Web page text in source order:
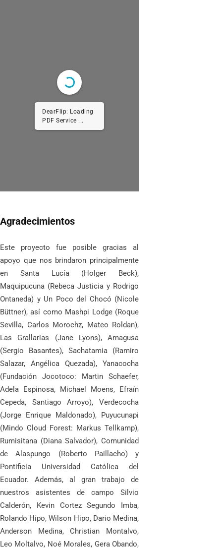
DearFlip: Loading
PDF Service ...
Agradecimientos
Este proyecto fue posible gracias al
apoyo que nos brindaron principalmente
en Santa Lucía (Holger Beck),
Maquipucuna (Rebeca Justicia y Rodrigo
Ontaneda) y Un Poco del Chocó (Nicole
Büttner), así como Mashpi Lodge (Roque
Sevilla, Carlos Morochz, Mateo Roldan),
Las Grallarias (Jane Lyons), Amagusa
(Sergio Basantes), Sachatamia (Ramiro
Salazar, Angélica Quezada), Yanacocha
(Fundación Jocotoco: Martin Schaefer,
Adela Espinosa, Michael Moens, Efraín
Cepeda, Santiago Arroyo), Verdecocha
(Jorge Enrique Maldonado), Puyucunapi
(Mindo Cloud Forest: Markus Tellkamp),
Rumisitana (Diana Salvador), Comunidad
de Alaspungo (Roberto Paillacho) y
Pontificia Universidad Católica del
Ecuador. Además, al gran trabajo de
nuestros asistentes de campo Silvio
Calderón, Kevin Cortez Segundo Imba,
Rolando Hipo, Wilson Hipo, Dario Medina,
Anderson Medina, Christian Montalvo,
Leo Moltalvo, Noé Morales, Gera Obando,